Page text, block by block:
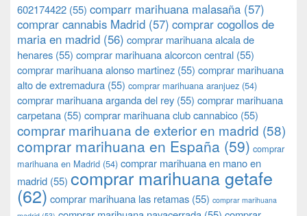
602174422 (55) comparr marihuana malasaña (57)
comprar cannabis Madrid (57) comprar cogollos de
maria en madrid (56) comprar marihuana alcala de
henares (55) comprar marihuana alcorcon central (55)
comprar marihuana alonso martinez (55) comprar marihuana
alto de extremadura (55) comprar marihuana aranjuez (54)
comprar marihuana arganda del rey (55) comprar marihuana
carpetana (55) comprar marihuana club cannabico (55)
comprar marihuana de exterior en madrid (58)
comprar marihuana en España (59) comprar
marihuana en Madrid (54) comprar marihuana en mano en
madrid (55) comprar marihuana getafe
(62) comprar marihuana las retamas (55) comprar marihuana